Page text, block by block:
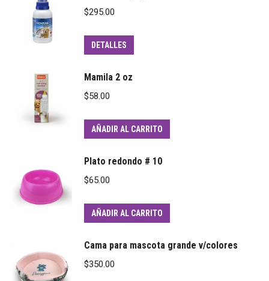
$295.00
DETALLES
Mamila 2 oz
$58.00
AÑADIR AL CARRITO
Plato redondo # 10
$65.00
AÑADIR AL CARRITO
Cama para mascota grande v/colores
$350.00